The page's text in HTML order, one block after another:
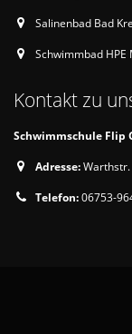
Salinenbad Bad
Schwimmbad
Kontakt zu
Schwimmschule Flip
Adresse:
Telefon:06753-